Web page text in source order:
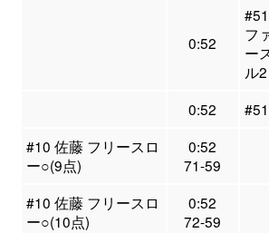
0:52
フ
ー
ル2
0:52
#10 佐藤 フリースロ
ー○(9点)
0:52
71-59
#10 佐藤 フリースロ
ー○(10点)
0:52
72-59